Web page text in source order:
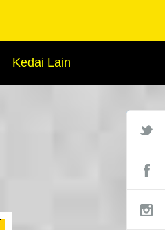
Kedai Lain